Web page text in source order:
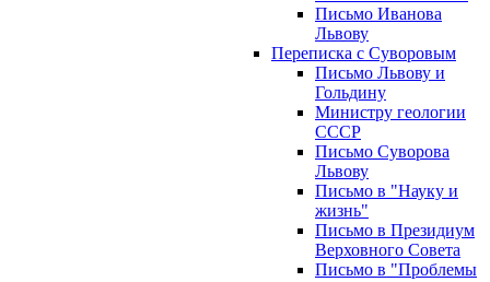
Письмо Иванова
Львову
Переписка с Суворовым
Письмо Львову и
Гольдину
Министру геологии
СССР
Письмо Суворова
Львову
Письмо в "Науку и
жизнь"
Письмо в Президиум
Верховного Совета
Письмо в "Проблемы